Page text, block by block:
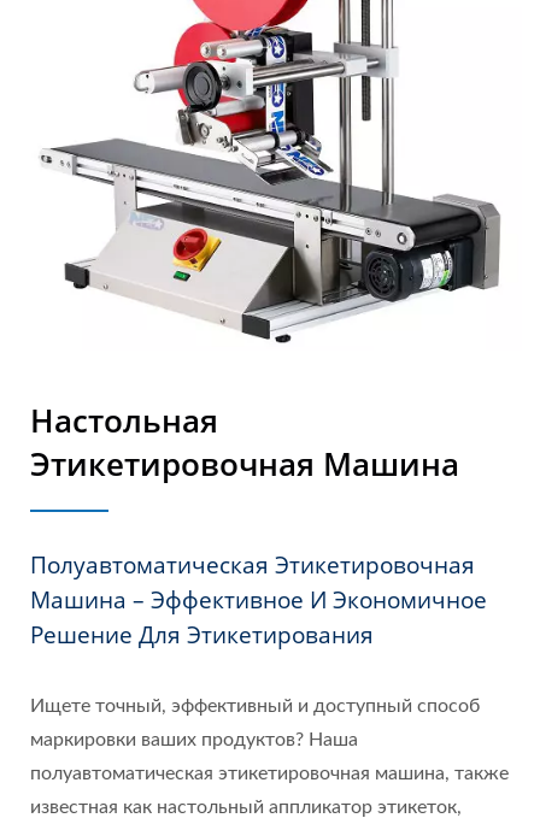
Настольная
Этикетировочная Машина
Полуавтоматическая Этикетировочная
Машина – Эффективное И Экономичное
Решение Для Этикетирования
Ищете точный, эффективный и доступный способ
маркировки ваших продуктов? Наша
полуавтоматическая этикетировочная машина, также
известная как настольный аппликатор этикеток,